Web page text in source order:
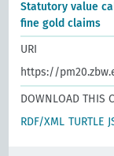
Statutory value
fine gold claims
URI
https://
DOWNLOAD THIS
RDF/XML TURTLE